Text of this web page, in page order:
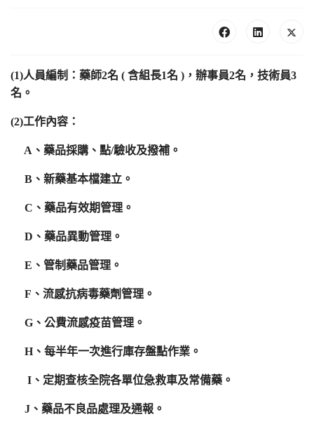
藥委會公告
(1)人員編制：藥師2名 ( 含組長1名 ) ，辦事員2名，技術員3
名。
(2)工作內容：
A 、藥品採購、點/驗收及撥補。
B 、新藥基本檔建立。
C 、藥品有效期管理。
D 、藥品異動管理。
E 、管制藥品管理。
F 、流感抗病毒藥劑管理。
G 、公費流感疫苗管理。
H 、每半年一次進行庫存盤點作業。
I 、定期查核全院各單位急救車及常備藥。
J 、藥品不良品處理及通報。